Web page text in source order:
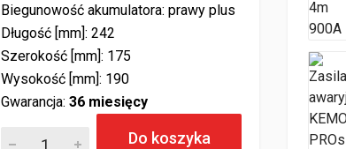
Biegunowość akumulatora: prawy plus
Długość [mm]: 242
Szerokość [mm]: 175
Wysokość [mm]: 190
Gwarancja: 36 miesięcy
Akumulator Grom Racing 55Ah 510A EN PRAWY PLUS ilość
Do koszyka